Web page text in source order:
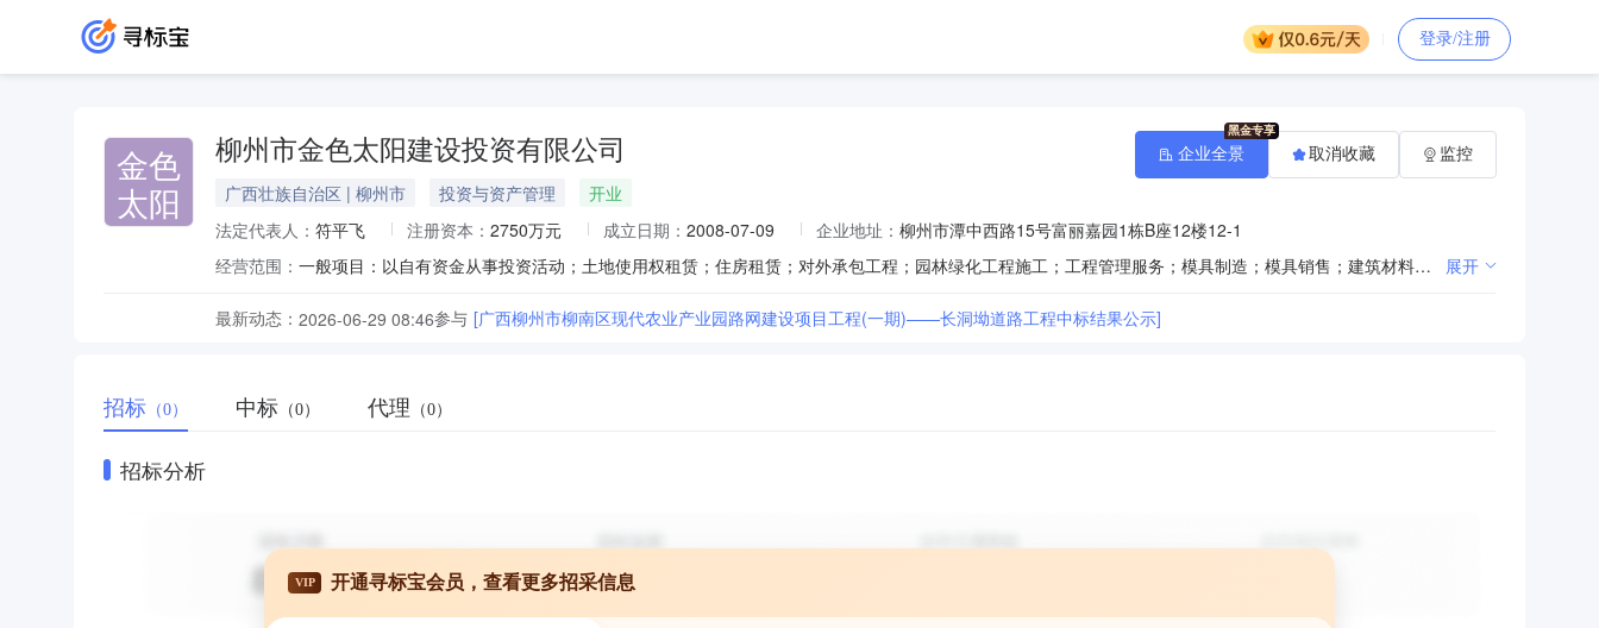
登录/注册
金色
太阳
柳州市金色太阳建设投资有限公司
广西壮族自治区 | 柳州市 投资与资产管理
开业
法定代表人： 符平飞 注册资本： 2750万元 成立日期： 2008-07-09 企业地址： 柳州市潭中西路15号富丽嘉园1栋B座12楼12-1
经营范围：
一般项目：以自有资金从事投资活动；土地使用权租赁；住房租赁；对外承包工程；园林绿化工程施工；工程管理服务；模具制造；模具销售；建筑材料销售；机械设备研发；汽车零部件研发；房地产咨询；咨询策划服务；托育服务；食品销售（仅销售预包装食品）（除依法须经批准的项目外，凭营业执照依法自主开展经营活动）许可项目：建设工程施工；自来水生产与供应；餐饮服务；住宿服务（依法须经批准的项目，经相关部门批准后方可开展经营活动，具体经营项目以相关部门批准文件或许可证件为准） 展开
最新动态： 2026-06-29 08:46参与 [广西柳州市柳南区现代农业产业园路网建设项目工程(一期)——长洞坳道路工程中标结果公示]
企业全景 取消收藏 监控
招标 （0） 中标 （0） 代理 （0）
招标分析
VIP 开通寻标宝会员，查看更多招采信息